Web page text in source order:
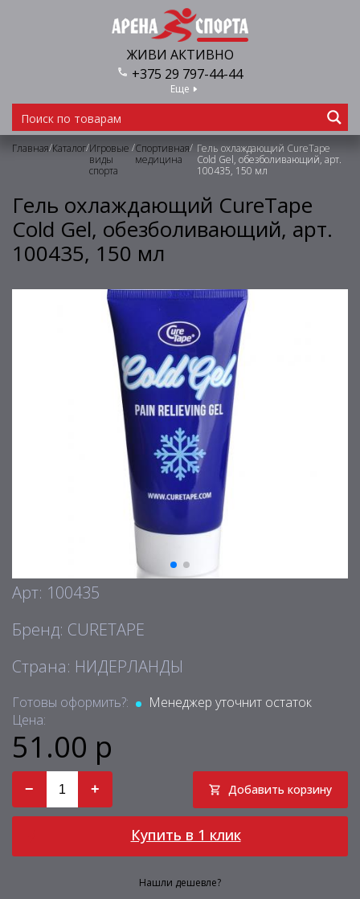
ЖИВИ АКТИВНО
+375 29 797-44-44
Еще
Главная/Каталог/Игровые
виды
спорта
/Спортивная
медицина
/ Гель охлаждающий CureTape
Сold Gel, обезболивающий, арт.
100435, 150 мл
Гель охлаждающий CureTape
Сold Gel, обезболивающий, арт.
100435, 150 мл
Арт: 100435
Бренд: CURETAPE
Страна: НИДЕРЛАНДЫ
Готовы оформить?:
Менеджер уточнит остаток
Цена:
51.00 р
− + Добавить корзину
Купить в 1 клик
Нашли дешевле?